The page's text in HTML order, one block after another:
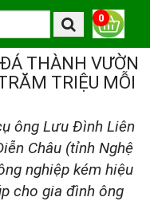
0
THÀNH VƯỜN
TRIỆU MỖI
ông Lưu Đình Liên
Châu (tỉnh Nghệ
nghiệp kém hiệu
cho gia đình ông